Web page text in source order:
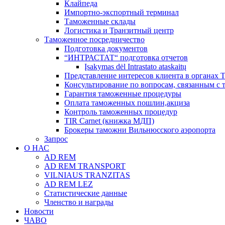
Клайпеда
Импортно-экспортный терминал
Таможенные склады
Логистика и Транзитный центр
Таможенное посредничество
Подготовка документов
“ИНТРАСТАТ“ подготовка отчетов
Įsakymas dėl Intrastato ataskaitų
Представление интересов клиента в органах
Консультирование по вопросам, связанным с
Гарантия таможенные процедуры
Оплата таможенных пошлин,акциза
Контроль таможенных процедур
TIR Carnet (книжка МДП)
Брокеры таможни Вильнюсского аэропорта
Запрос
О НАС
AD REM
AD REM TRANSPORT
VILNIAUS TRANZITAS
AD REM LEZ
Статистические данные
Членство и награды
Новости
ЧАВО